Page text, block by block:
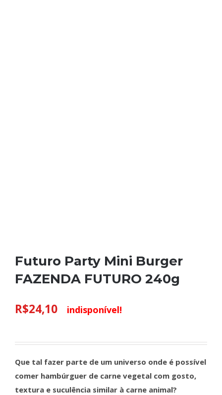
Futuro Party Mini Burger
FAZENDA FUTURO 240g
R$24,10 indisponível!
Que tal fazer parte de um universo onde é possível
comer hambúrguer de carne vegetal com gosto,
textura e suculência similar à carne animal?